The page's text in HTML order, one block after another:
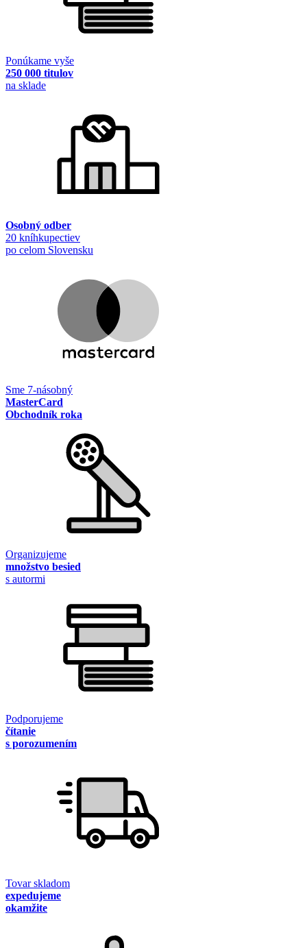
Ponúkame vyše
250 000 titulov
na sklade
Osobný odber
20 kníhkupectiev
po celom Slovensku
Sme 7-násobný
MasterCard
Obchodník roka
Organizujeme
množstvo besied
s autormi
Podporujeme
čítanie
s porozumením
Tovar skladom
expedujeme
okamžite